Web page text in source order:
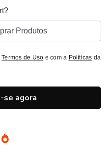
Produtos
Termos de Uso e com a Políticas da
se agora